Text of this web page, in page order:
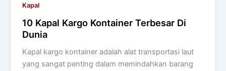
Kapal
10 Kapal Kargo Kontainer Terbesar Di
Dunia
Kapal kargo kontainer adalah alat transportasi laut
yang sangat penting dalam memindahkan barang